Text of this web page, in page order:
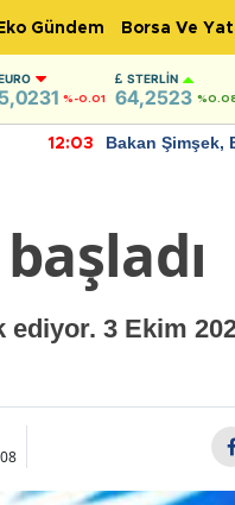
Eko Gündem Borsa Ve
%-0.01
STERLIN
64,2523
12:03
Bakan Şimşek,
ediyor. 3 Ekim